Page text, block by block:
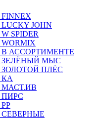
JOHN
SPIDER
АССОРТИМЕНТЕ
МЫС
ПЛЁС